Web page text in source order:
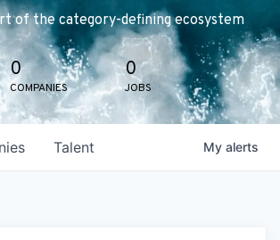
of the category-defining ecosystem
0
COMPANIES
0
JOBS
Talent My alerts